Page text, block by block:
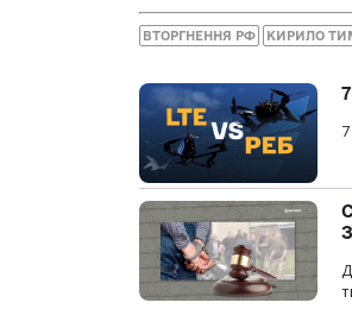
ВТОРГНЕННЯ РФ КИРИЛО